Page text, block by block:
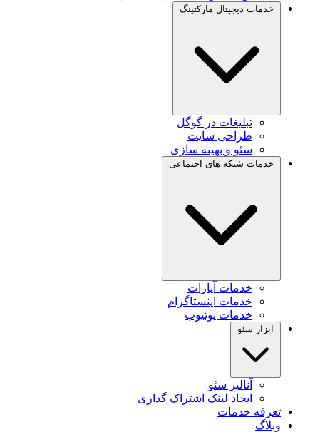
خدمات دیجیتال مارکتینگ
تبلیغات در گوگل
طراحی سایت
سئو و بهینه سازی
خدمات شبکه های اجتماعی
خدمات آپارات
خدمات اینستاگرام
خدمات یوتیوب
ابزار سئو
آنالیز سئو
ایجاد لینک اشتراک گذاری
تعرفه خدمات
وبلاگ